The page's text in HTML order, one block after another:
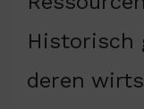
Historisch
deren